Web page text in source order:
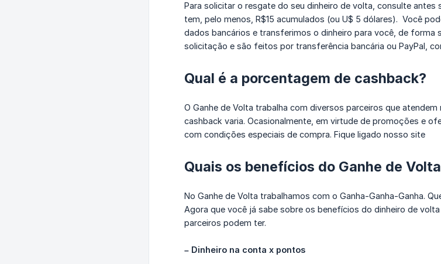
Para solicitar o resgate do seu dinheiro de volta, consulte
tem, pelo menos, R$15 acumulados (ou U$ 5 dólares). Você
dados bancários e transferimos o dinheiro para você, de forma
solicitação e são feitos por transferência bancária ou PayPal,
Qual é a porcentagem de cashback?
O Ganhe de Volta trabalha com diversos parceiros que
cashback varia. Ocasionalmente, em virtude de promoções e
com condições especiais de compra. Fique ligado nosso site
Quais os benefícios do Ganhe de
No Ganhe de Volta trabalhamos com o Ganha-Ganha-Ganha.
Agora que você já sabe sobre os benefícios do dinheiro de
parceiros podem ter.
– Dinheiro na conta x pontos